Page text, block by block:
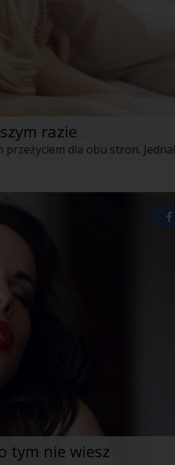
razie
tym nie wiesz